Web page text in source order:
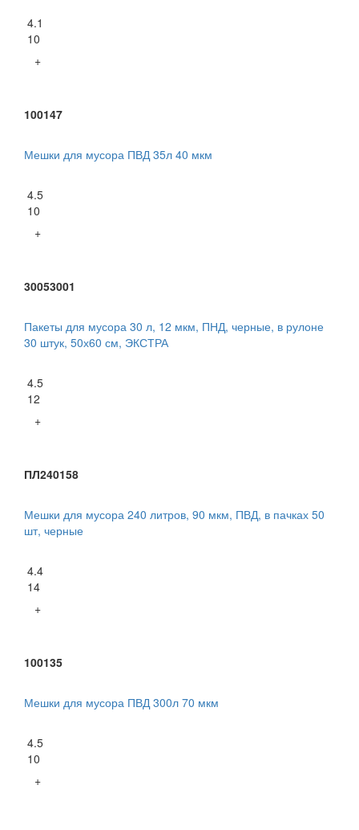
4.1
10
+
100147
Мешки для мусора ПВД 35л 40 мкм
4.5
10
+
30053001
Пакеты для мусора 30 л, 12 мкм, ПНД, черные, в рулоне
30 штук, 50х60 см, ЭКСТРА
4.5
12
+
ПЛ240158
Мешки для мусора 240 литров, 90 мкм, ПВД, в пачках 50
шт, черные
4.4
14
+
100135
Мешки для мусора ПВД 300л 70 мкм
4.5
10
+